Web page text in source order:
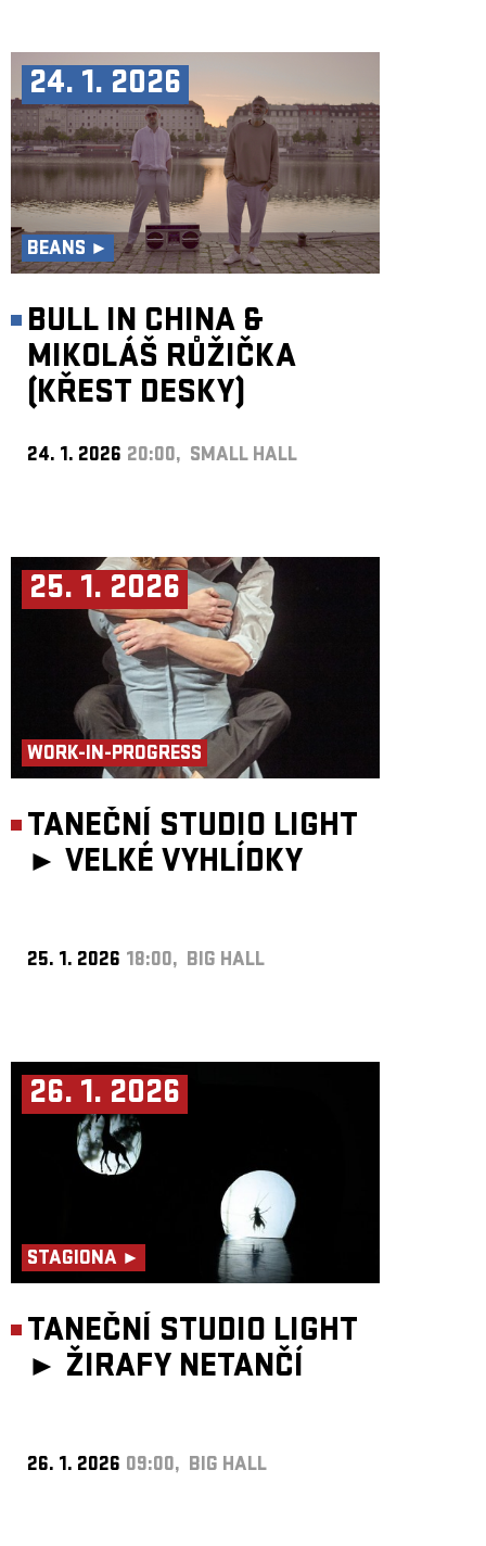
24. 1. 2026
BEANS ►
BULL IN CHINA &
MIKOLÁŠ RŮŽIČKA
(KŘEST DESKY)
24. 1. 2026 20:00, SMALL HALL
25. 1. 2026
WORK-IN-PROGRESS
TANEČNÍ STUDIO LIGHT
► VELKÉ VYHLÍDKY
25. 1. 2026 18:00, BIG HALL
26. 1. 2026
STAGIONA ►
TANEČNÍ STUDIO LIGHT
► ŽIRAFY NETANČÍ
26. 1. 2026 09:00, BIG HALL